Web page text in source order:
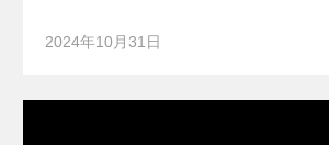
2024年10月31日